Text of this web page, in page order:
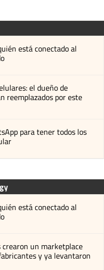
está conectado al
el dueño de
reemplazados por este
para tener todos los
está conectado al
un marketplace
y ya levantaron